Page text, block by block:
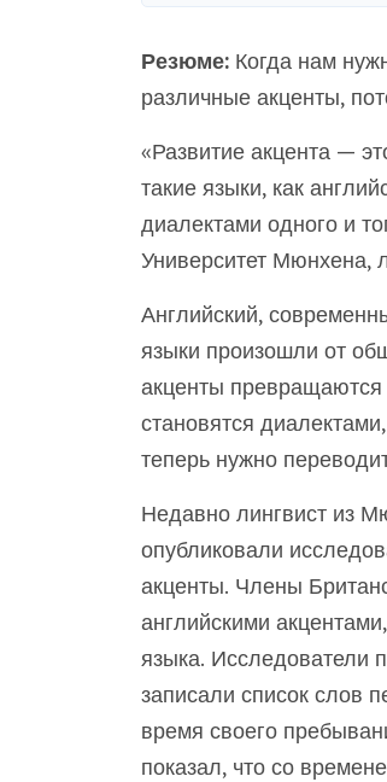
Резюме:Когда нам
различные акценты,
«Развитие акцента —
такие языки, как
диалектами одного и
Университет Мюнхена,
Английский,
языки произошли от
акценты превращаются
становятся
теперь нужно
Недавно лингвист из
опубликовали
акценты. Члены
английскими
языка. Исследователи
записали список слов
время своего
показал, что со